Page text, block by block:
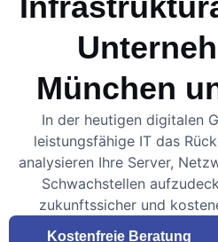
München
In der heutigen digitalen
leistungsfähige IT das
analysieren Ihre Server,
Schwachstellen
zukunftssicher und
Kostenfreie Beratung